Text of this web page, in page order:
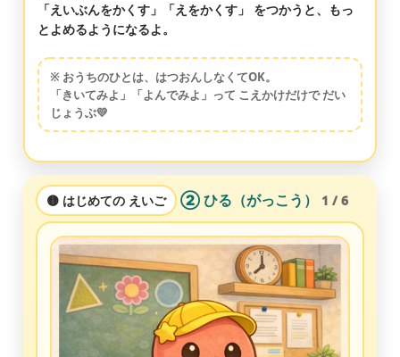
「えいぶんをかくす」「えをかくす」
をつかうと、もっ
とよめるようになるよ。
※ おうちのひとは、はつおんしなくてOK。
「きいてみよ」「よんでみよ」って こえかけだけで だい
じょうぶ💛
🟡 はじめての えいご ② ひる（がっこう） 1 / 6